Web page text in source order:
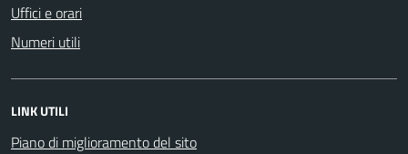
Uffici e orari
Numeri utili
LINK UTILI
Piano di miglioramento del sito